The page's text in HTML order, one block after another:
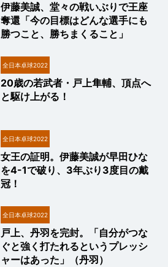
伊藤美誠、堂々の戦いぶりで王座
奪還「今の目標はどんな選手にも
勝つこと、勝ちまくること」
全日本卓球2022
20歳の若武者・戸上隼輔、頂点へ
と駆け上がる！
全日本卓球2022
女王の証明。伊藤美誠が早田ひな
を4-1で破り、3年ぶり3度目の戴
冠！
全日本卓球2022
戸上、丹羽を完封。「自分がつな
ぐと強く打たれるというプレッシ
ャーはあった」（丹羽）